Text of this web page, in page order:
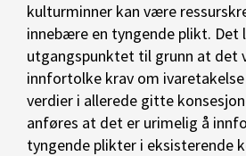
kulturminner kan være
innebære en tyngende plikt. Det
utgangspunktet til grunn at det
innfortolke krav om
verdier i allerede gitte
anføres at det er urimelig å
tyngende plikter i eksisterende